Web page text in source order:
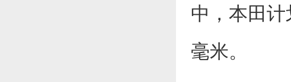
中，本田计
毫米。